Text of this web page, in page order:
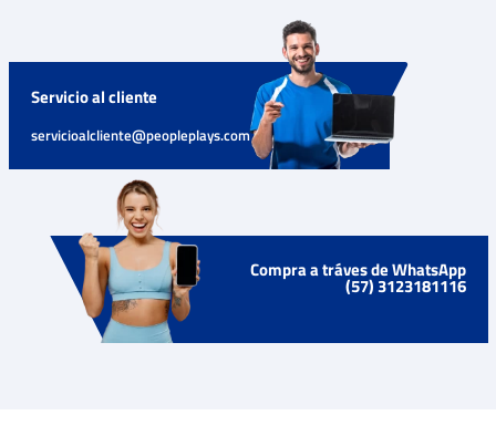
Servicio al cliente
servicioalcliente@peopleplays.com
Compra a tráves de WhatsApp
(57) 3123181116